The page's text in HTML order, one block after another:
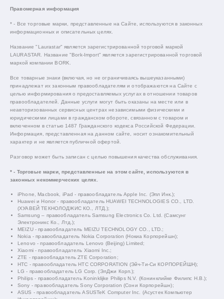
Правомерная информация
* - Все торговые марки, представленные на Сайте, используются в законных
информационных и описательных целях.
Название "Laurastar" является зарегистрированной торговой маркой
LAURASTAR. Название "Bork-Import" является зарегистрированной торговой
маркой компании BORK.
Все товарные знаки (включая, но не ограничиваясь вышеуказанными)
принадлежат их законным правообладателям и отображаются на Сайте с
целью информирования о предоставляемых услугах в отношении товаров
правообладателей. Данные услуги могут быть оказаны на месте или в
неавторизованных сервисных центрах независимыми физическими и
юридическими лицами в гражданском обороте, связанном с товаром и
включенном в статью 1487 Гражданского кодекса Российской Федерации.
Информация, представленная на данном сайте, носит ознакомительный
характер и не является публичной офертой.
Разговор может быть записан с целью повышения качества обслуживания.
* - Торговые марки, представленные на этом сайте, используются в
законных некоммерческих целях.
iPhone, Macbook, iPad - правообладатель Apple Inc. (Эпл Инк.);
Huawei и Honor - правообладатель HUAWEI TECHNOLOGIES CO., LTD.
(ХУАВЕЙ ТЕКНОЛОДЖИС КО., ЛТД.);
Samsung – правообладатель Samsung Electronics Co. Ltd. (Самсунг
Электроникс Ко., Лтд.);
MEIZU - правообладатель MEIZU TECHNOLOGY CO., LTD.;
Nokia - правообладатель Nokia Corporation (Нокиа Корпорейшн);
Lenovo - правообладатель Lenovo (Beijing) Limited;
Xiaomi - правообладатель Xiaomi Inc.;
ZTE - правообладатель ZTE Corporation;
HTC - правообладатель HTC CORPORATION (Эйч-Ти-Си КОРПОРЕЙШН);
LG - правообладатель LG Corp. (ЭлДжи Корп.);
Philips - правообладатель Koninklijke Philips N.V. (Конинклийке Филипс Н.В.);
Sony - правообладатель Sony Corporation (Сони Корпорейшн);
ASUS - правообладатель ASUSTeK Computer Inc. (Асустек Компьютер